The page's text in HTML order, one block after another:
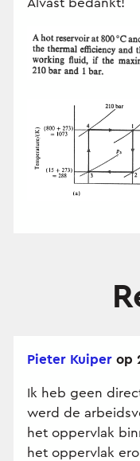
Alvast bedankt!
Pieter Kuiper op
Ik heb geen
werd de
het oppervlak
het oppervlak